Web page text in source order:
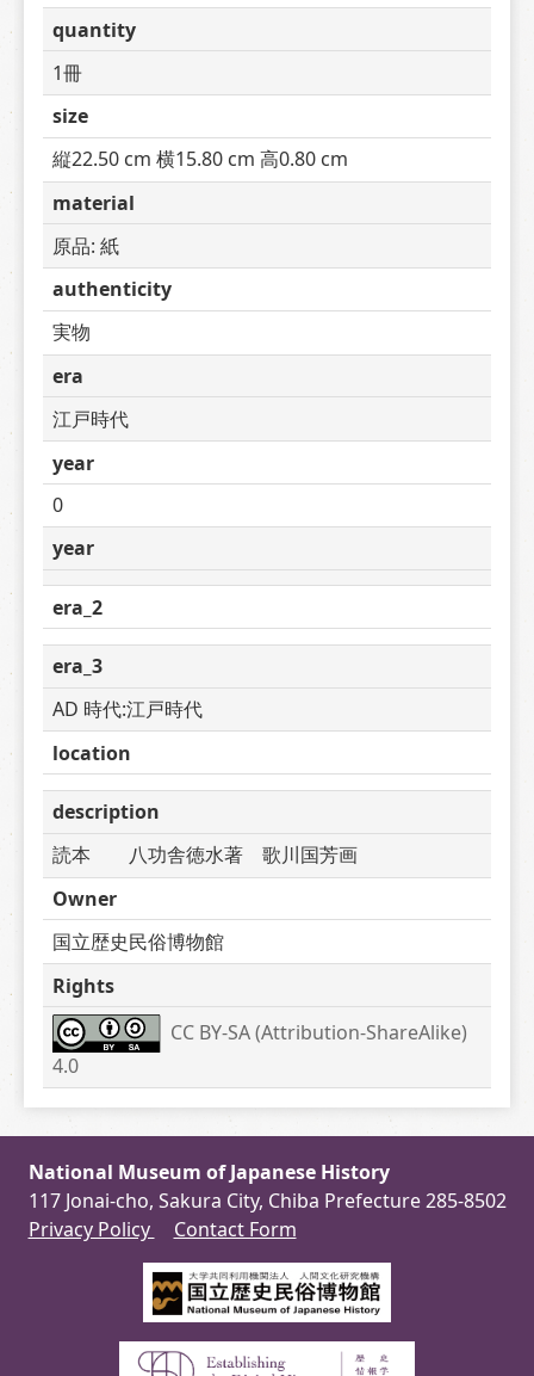
quantity
1冊
size
縦22.50 cm 横15.80 cm 高0.80 cm
material
原品: 紙
authenticity
実物
era
江戸時代
year
0
year
era_2
era_3
AD 時代:江戸時代
location
description
読本　　八功舎徳水著　歌川国芳画
Owner
国立歴史民俗博物館
Rights
CC BY-SA (Attribution-ShareAlike)
4.0
National Museum of Japanese History
117 Jonai-cho, Sakura City, Chiba Prefecture 285-8502
Privacy Policy
Contact Form